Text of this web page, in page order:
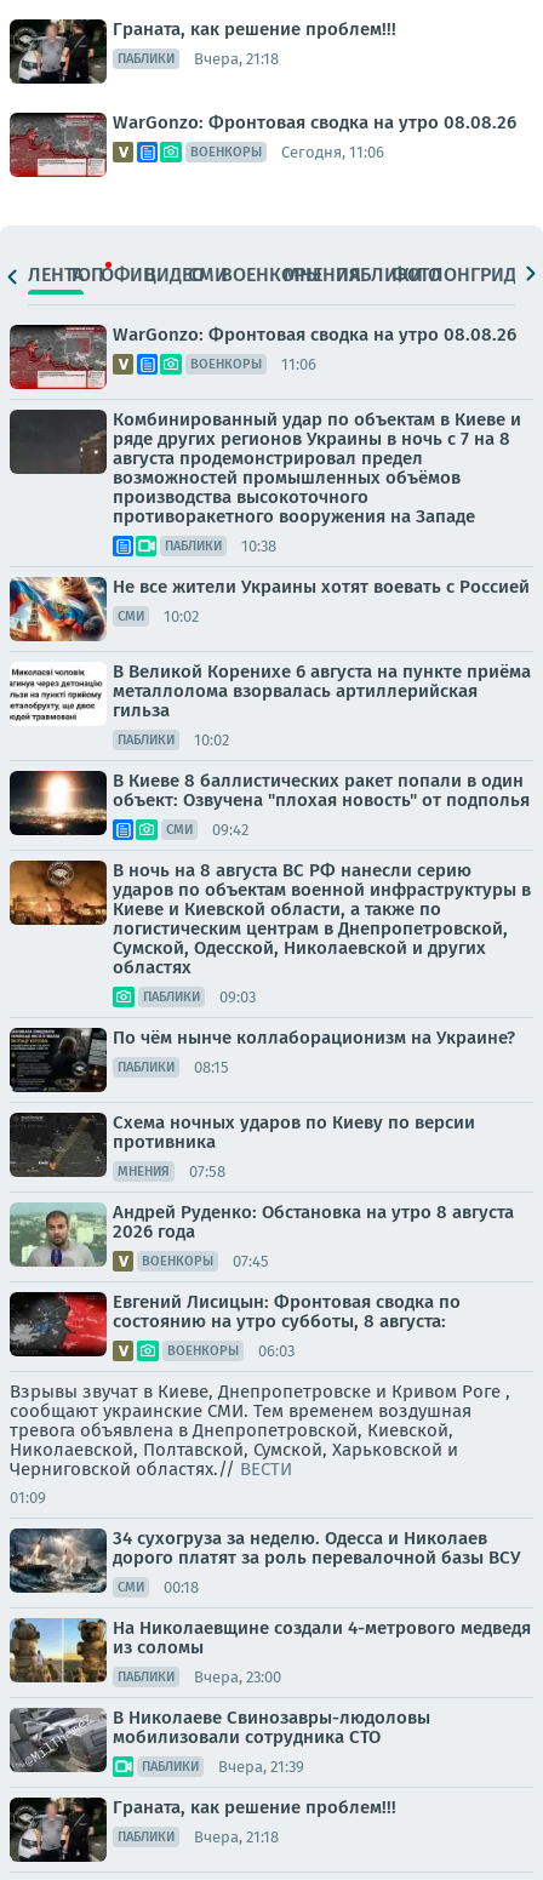
Граната, как решение проблем!!!
ПАБЛИКИ Вчера, 21:18
WarGonzo: Фронтовая сводка на утро 08.08.26
ВОЕНКОРЫ Сегодня, 11:06
ЛЕНТАТОПОФИЦ.ВИДЕОСМИВОЕНКОРЫМНЕНИЯПАБЛИКИ
ФОТОЛОНГРИДЫ
WarGonzo: Фронтовая сводка на утро 08.08.26
ВОЕНКОРЫ 11:06
Комбинированный удар по объектам в Киеве и
ряде других регионов Украины в ночь с 7 на 8
августа продемонстрировал предел
возможностей промышленных объёмов
производства высокоточного
противоракетного вооружения на Западе
ПАБЛИКИ 10:38
Не все жители Украины хотят воевать с Россией
СМИ 10:02
В Великой Коренихе 6 августа на пункте приёма
металлолома взорвалась артиллерийская
гильза
ПАБЛИКИ 10:02
В Киеве 8 баллистических ракет попали в один
объект: Озвучена "плохая новость" от подполья
СМИ 09:42
В ночь на 8 августа ВС РФ нанесли серию
ударов по объектам военной инфраструктуры в
Киеве и Киевской области, а также по
логистическим центрам в Днепропетровской,
Сумской, Одесской, Николаевской и других
областях
ПАБЛИКИ 09:03
По чём нынче коллаборационизм на Украине?
ПАБЛИКИ 08:15
Схема ночных ударов по Киеву по версии
противника
МНЕНИЯ 07:58
Андрей Руденко: Обстановка на утро 8 августа
2026 года
ВОЕНКОРЫ 07:45
Евгений Лисицын: Фронтовая сводка по
состоянию на утро субботы, 8 августа:
ВОЕНКОРЫ 06:03
Взрывы звучат в Киеве, Днепропетровске и Кривом Роге ,
сообщают украинские СМИ. Тем временем воздушная
тревога объявлена в Днепропетровской, Киевской,
Николаевской, Полтавской, Сумской, Харьковской и
Черниговской областях.// ВЕСТИ
01:09
34 сухогруза за неделю. Одесса и Николаев
дорого платят за роль перевалочной базы ВСУ
СМИ 00:18
На Николаевщине создали 4-метрового медведя
из соломы
ПАБЛИКИ Вчера, 23:00
В Николаеве Свинозавры-людоловы
мобилизовали сотрудника СТО
ПАБЛИКИ Вчера, 21:39
Граната, как решение проблем!!!
ПАБЛИКИ Вчера, 21:18